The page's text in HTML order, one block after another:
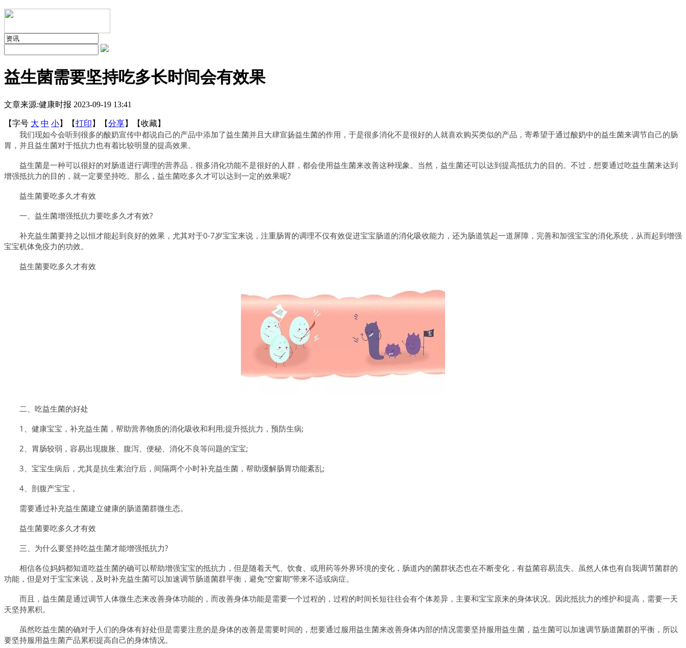
益生菌需要坚持吃多长时间会有效果
文章来源:健康时报 2023-09-19 13:41
【字号 大 中 小】 【打印 】 【分享】 【收藏】
我们现如今会听到很多的酸奶宣传中都说自己的产品中添加了益生菌并且大肆宣扬益生菌的作用，于是很多消化不是很好的人就喜欢购买类似的产品，寄希望于通过酸奶中的益生菌来调节自己的肠
胃，并且益生菌对于抵抗力也有着比较明显的提高效果。
益生菌是一种可以很好的对肠道进行调理的营养品，很多消化功能不是很好的人群，都会使用益生菌来改善这种现象。当然，益生菌还可以达到提高抵抗力的目的。不过，想要通过吃益生菌来达到
增强抵抗力的目的，就一定要坚持吃。那么，益生菌吃多久才可以达到一定的效果呢?
益生菌要吃多久才有效
一、益生菌增强抵抗力要吃多久才有效?
补充益生菌要持之以恒才能起到良好的效果，尤其对于0-7岁宝宝来说，注重肠胃的调理不仅有效促进宝宝肠道的消化吸收能力，还为肠道筑起一道屏障，完善和加强宝宝的消化系统，从而起到增强
宝宝机体免疫力的功效。
益生菌要吃多久才有效
二、吃益生菌的好处
1、健康宝宝，补充益生菌，帮助营养物质的消化吸收和利用;提升抵抗力，预防生病;
2、胃肠较弱，容易出现腹胀、腹泻、便秘、消化不良等问题的宝宝;
3、宝宝生病后，尤其是抗生素治疗后，间隔两个小时补充益生菌，帮助缓解肠胃功能紊乱;
4、剖腹产宝宝，
需要通过补充益生菌建立健康的肠道菌群微生态。
益生菌要吃多久才有效
三、为什么要坚持吃益生菌才能增强抵抗力?
相信各位妈妈都知道吃益生菌的确可以帮助增强宝宝的抵抗力，但是随着天气、饮食、或用药等外界环境的变化，肠道内的菌群状态也在不断变化，有益菌容易流失。虽然人体也有自我调节菌群的
功能，但是对于宝宝来说，及时补充益生菌可以加速调节肠道菌群平衡，避免“空窗期”带来不适或病症。
而且，益生菌是通过调节人体微生态来改善身体功能的，而改善身体功能是需要一个过程的，过程的时间长短往往会有个体差异，主要和宝宝原来的身体状况。因此抵抗力的维护和提高，需要一天
天坚持累积。
虽然吃益生菌的确对于人们的身体有好处但是需要注意的是身体的改善是需要时间的，想要通过服用益生菌来改善身体内部的情况需要坚持服用益生菌，益生菌可以加速调节肠道菌群的平衡，所以
要坚持服用益生菌产品累积提高自己的身体情况。